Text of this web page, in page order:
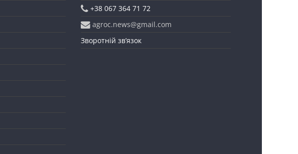
+38 067 364 71 72
agroc.news@gmail.com
Зворотній зв’язок